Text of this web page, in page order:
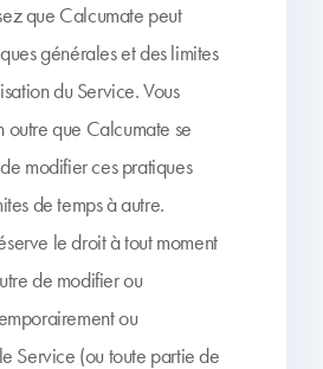
que Calcumate peut
générales et des limites
du Service. Vous
outre que Calcumate se
modifier ces pratiques
de temps à autre.
le droit à tout moment
de modifier ou
ou
Service (ou toute partie de